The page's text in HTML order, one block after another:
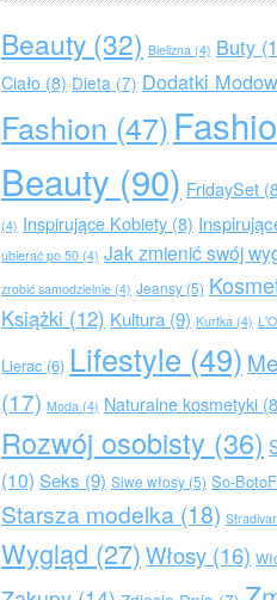
Beauty (32) Bielizna (4) Buty
Ciało (8) Dieta (7) Dodatki
Fashion (47)
Beauty (90) FridaySet
(4) Inspirujące Kobiety (8)
ubierać po 50 (4) Jak zmienić swój
zrobić samodzielnie (4) Jeansy (5)
Książki (12) Kultura (9) Kurtka (4)
Lierac (6) Lifestyle (49)
(17) Moda (4) Naturalne kosmetyki
Rozwój osobisty (36)
(10) Seks (9) Siwe włosy (5) So-
Starsza modelka (18)
Wygląd (27)Włosy (16)